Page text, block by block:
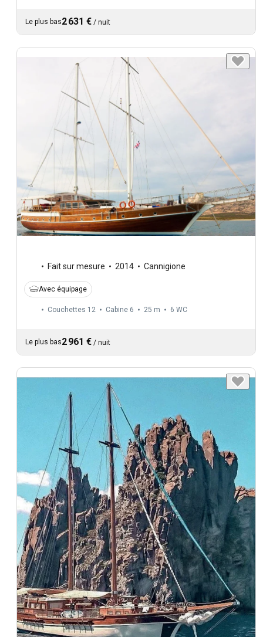
Le plus bas2 631 € / nuit
Fait sur mesure 2014 Cannigione
Avec équipage
Couchettes 12 Cabine 6 25 m 6 WC
Le plus bas2 961 € / nuit